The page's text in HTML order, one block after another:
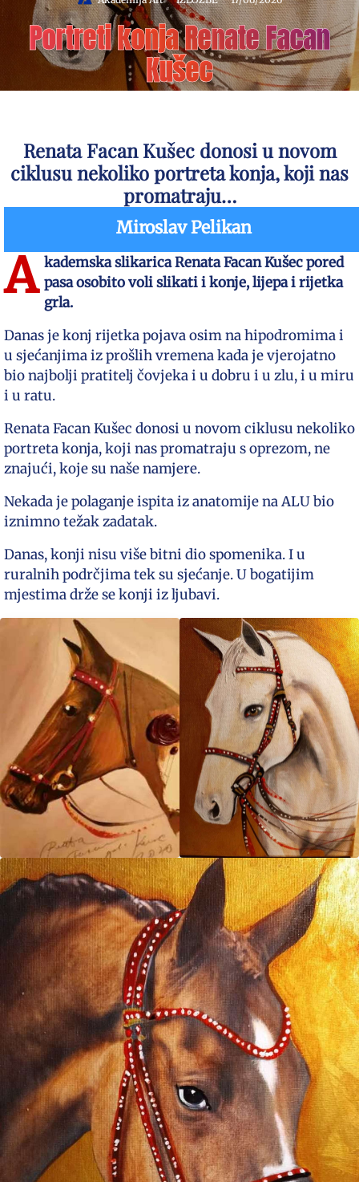
Portreti konja Renate Facan
Kušec
Renata Facan Kušec donosi u novom
ciklusu nekoliko portreta konja, koji nas
promatraju…
Miroslav Pelikan
A kademska slikarica Renata Facan Kušec pored
pasa osobito voli slikati i konje, lijepa i rijetka
grla.
Danas je konj rijetka pojava osim na hipodromima i
u sjećanjima iz prošlih vremena kada je vjerojatno
bio najbolji pratitelj čovjeka i u dobru i u zlu, i u miru
i u ratu.
Renata Facan Kušec donosi u novom ciklusu nekoliko
portreta konja, koji nas promatraju s oprezom, ne
znajući, koje su naše namjere.
Nekada je polaganje ispita iz anatomije na ALU bio
iznimno težak zadatak.
Danas, konji nisu više bitni dio spomenika. I u
ruralnih podrčjima tek su sjećanje. U bogatijim
mjestima drže se konji iz ljubavi.